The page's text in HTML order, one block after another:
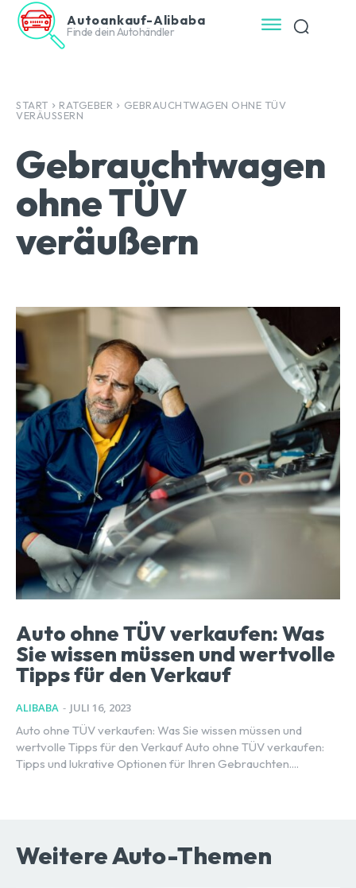
Autoankauf-Alibaba
Finde dein Autohändler
START RATGEBER
GEBRAUCHTWAGEN OHNE TÜV
VERÄUSSERN
Gebrauchtwagen
ohne TÜV
veräußern
Auto ohne TÜV verkaufen: Was
Sie wissen müssen und wertvolle
Tipps für den Verkauf
ALIBABA - JULI 16, 2023
Auto ohne TÜV verkaufen: Was Sie wissen müssen und
wertvolle Tipps für den Verkauf Auto ohne TÜV verkaufen:
Tipps und lukrative Optionen für Ihren Gebrauchten....
Weitere Auto-Themen